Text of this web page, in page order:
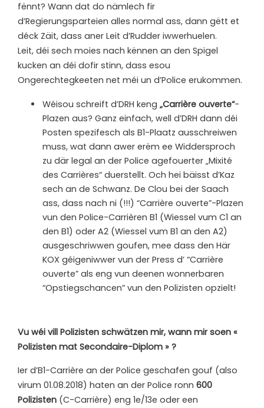
fënnt? Wann dat do nämlech fir
d‘Regierungsparteien alles normal ass, dann gëtt et
déck Zäit, dass aner Leit d’Rudder iwwerhuelen.
Leit, déi sech moies nach kënnen an den Spigel
kucken an déi dofir stinn, dass esou
Ongerechtegkeeten net méi un d’Police erukommen.
Wéisou schreift d’DRH keng „Carrière ouverte“-
Plazen aus? Ganz einfach, well d’DRH dann déi
Posten spezifesch als B1-Plaatz ausschreiwen
muss, wat dann awer erëm ee Widdersproch
zu där legal an der Police agefouerter „Mixité
des Carrières“ duerstellt. Och hei bäisst d’Kaz
sech an de Schwanz. De Clou bei der Saach
ass, dass nach ni (!!!) “Carrière ouverte”-Plazen
vun den Police-Carrièren B1 (Wiessel vum C1 an
den B1) oder A2 (Wiessel vum B1 an den A2)
ausgeschriwwen goufen, mee dass den Här
KOX géigeniwwer vun der Press d’ “Carrière
ouverte” als eng vun deenen wonnerbaren
“Opstiegschancen” vun den Polizisten opzielt!
Vu wéi vill Polizisten schwätzen mir, wann mir soen «
Polizisten mat Secondaire-Diplom » ?
Ier d’B1-Carrière an der Police geschafen gouf (also
virum 01.08.2018) haten an der Police ronn 600
Polizisten (C-Carrière) eng 1e/13e oder een